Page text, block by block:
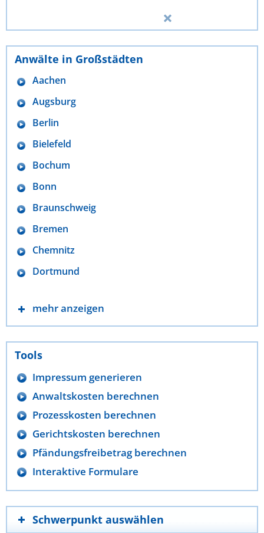
Anwälte in Großstädten
Aachen
Augsburg
Berlin
Bielefeld
Bochum
Bonn
Braunschweig
Bremen
Chemnitz
Dortmund
mehr anzeigen
Tools
Impressum generieren
Anwaltskosten berechnen
Prozesskosten berechnen
Gerichtskosten berechnen
Pfändungsfreibetrag berechnen
Interaktive Formulare
Schwerpunkt auswählen